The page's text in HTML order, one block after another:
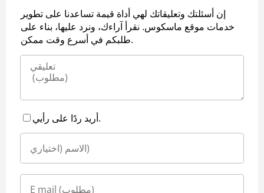
إن أسئلتك وتعليقاتك لهي أداة قيمة تساعدنا على تطوير
خدمات موقع ماسكوس. نقرأ آراءك، ونرد عليها، بناء على
طلبكم في أسرع وقت ممكن.
أريد ردًا على رأيي.